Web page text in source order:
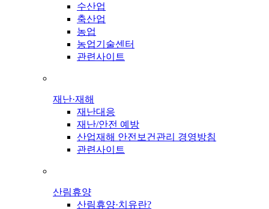
수산업
축산업
농업
농업기술센터
관련사이트
재난·재해
재난대응
재난/안전 예방
산업재해 안전보건관리 경영방침
관련사이트
산림휴양
산림휴양·치유란?